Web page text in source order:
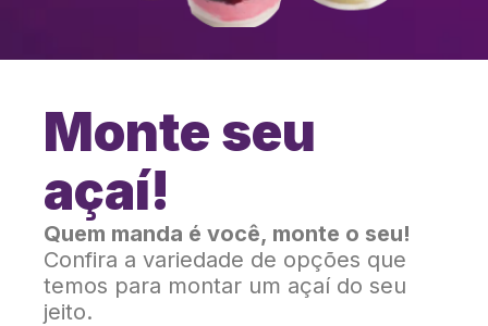
Monte seu
açaí!
Quem manda é você, monte o seu!
Confira a variedade de opções que
temos para montar um açaí do seu
jeito.